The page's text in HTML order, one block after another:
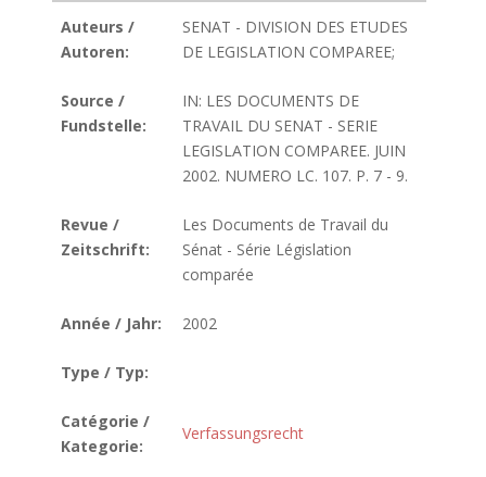
Auteurs /
Autoren:
SENAT - DIVISION DES ETUDES
DE LEGISLATION COMPAREE;
Source /
Fundstelle:
IN: LES DOCUMENTS DE
TRAVAIL DU SENAT - SERIE
LEGISLATION COMPAREE. JUIN
2002. NUMERO LC. 107. P. 7 - 9.
Revue /
Zeitschrift:
Les Documents de Travail du
Sénat - Série Législation
comparée
Année / Jahr: 2002
Type / Typ:
Catégorie /
Kategorie:
Verfassungsrecht